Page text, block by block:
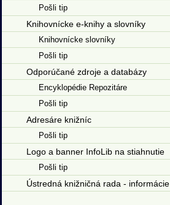
Pošli tip
Knihovnícke e-knihy a slovníky
Knihovnícke slovníky
Pošli tip
Odporúčané zdroje a databázy
Encyklopédie Repozitáre
Pošli tip
Adresáre knižníc
Pošli tip
Logo a banner InfoLib na stiahnutie
Pošli tip
Ústredná knižničná rada - informácie